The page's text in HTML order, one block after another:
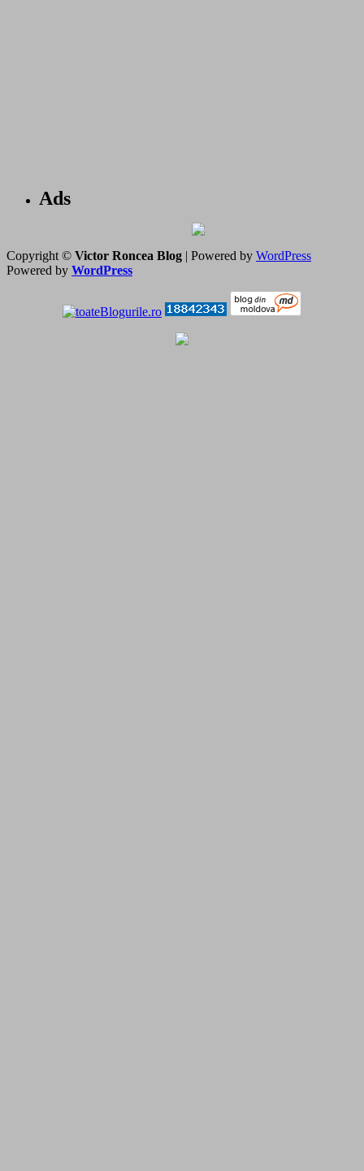
Ads
Copyright © Victor Roncea Blog | Powered by WordPress
Powered by WordPress